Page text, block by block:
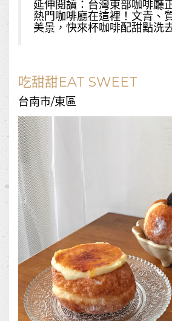
延伸閱讀： 台灣東部咖啡廳
熱門咖啡廳在這裡！文青、
美景，快來杯咖啡配甜點洗
吃甜甜EAT SWEET
台南市/東區